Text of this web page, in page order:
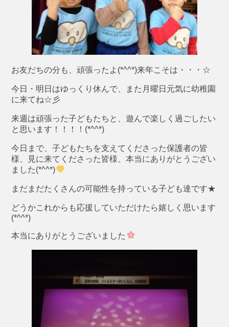
お友だちの分も、頑張ったよ(*^^*)来年こそは・・・☆
今日・明日はゆっくり休んで、また月曜日元気に幼稚園
に来てね☆彡
来週は頑張った子どもたちと、遊んで楽しく過ごしたい
と思います！！！！(*^^*)
今日まで、子どもたちを支えてくださった保護者の皆
様、見に来てくださった皆様、本当にありがとうござい
ました(*^^*)
まだまだたくさんの可能性を持っている子ども達です★
どうかこれからも応援していただけたら嬉しく思います
(*^^*)
本当にありがとうございました